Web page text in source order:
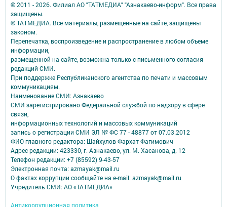
© 2011 - 2026. Филиал АО "ТАТМЕДИА" "Азнакаево-информ". Все права
защищены.
© ТАТМЕДИА. Все материалы, размещенные на сайте, защищены
законом.
Перепечатка, воспроизведение и распространение в любом объеме
информации,
размещенной на сайте, возможна только с письменного согласия
редакций СМИ.
При поддержке Республиканского агентства по печати и массовым
коммуникациям.
Наименование СМИ: Азнакаево
СМИ зарегистрировано Федеральной службой по надзору в сфере
связи,
информационных технологий и массовых коммуникаций
запись о регистрации СМИ ЭЛ № ФС 77 - 48877 от 07.03.2012
ФИО главного редактора: Шайхулов Фархат Фагимович
Адрес редакции: 423330, г. Азнакаево, ул. М. Хасанова, д. 12
Телефон редакции: +7 (85592) 9-43-57
Электронная почта: azmayak@mail.ru
О фактах коррупции сообщайте на e-mail: azmayak@mail.ru
Учредитель СМИ: АО «ТАТМЕДИА»
Антикоррупционная политика